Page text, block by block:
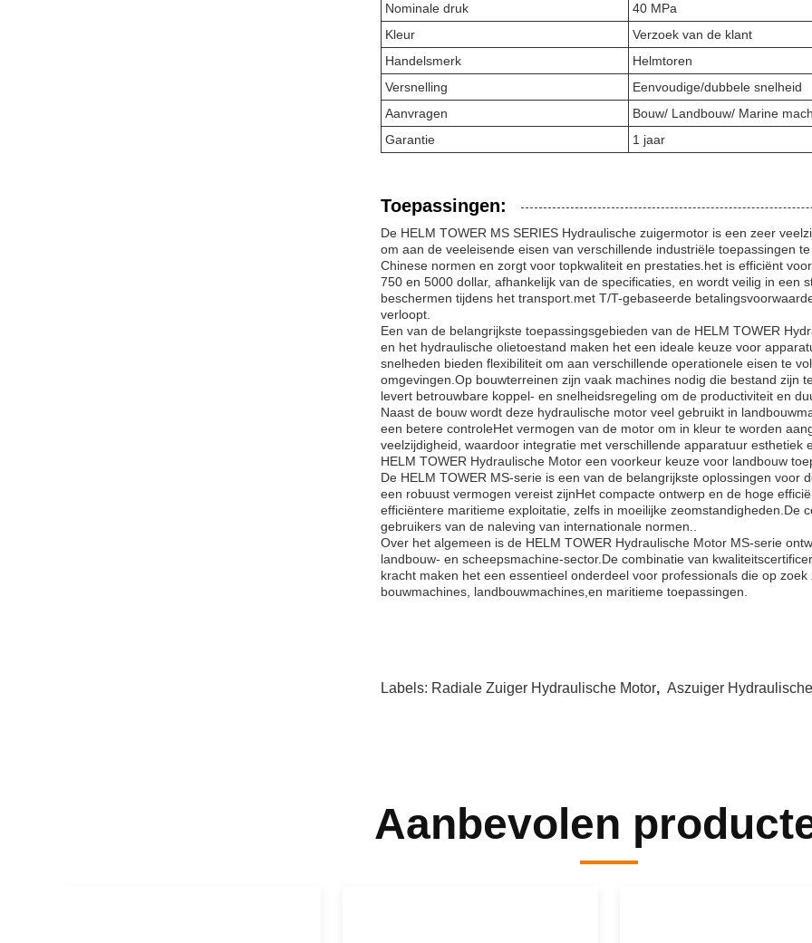
Nominale druk
40 MPa
Kleur
Verzoek van de klant
Handelsmerk
Helmtoren
Versnelling
Eenvoudige/dubbele snelheid
Aanvragen
Bouw/ Landbouw/ Marine
Garantie
1 jaar
Toepassingen:
De HELM TOWER MS SERIES Hydraulische zuigermotor is een zeer
om aan de veeleisende eisen van verschillende industriële toepassingen
Chinese normen en zorgt voor topkwaliteit en prestaties.het is efficiënt
750 en 5000 dollar, afhankelijk van de specificaties, en wordt veilig in een
beschermen tijdens het transport.met T/T-gebaseerde
verloopt.
Een van de belangrijkste toepassingsgebieden van de HELM TOWER
en het hydraulische olietoestand maken het een ideale keuze voor
snelheden bieden flexibiliteit om aan verschillende operationele eisen te
omgevingen.Op bouwterreinen zijn vaak machines nodig die bestand zijn
levert betrouwbare koppel- en snelheidsregeling om de productiviteit en
Naast de bouw wordt deze hydraulische motor veel gebruikt in
een betere controleHet vermogen van de motor om in kleur te worden
veelzijdigheid, waardoor integratie met verschillende apparatuur
HELM TOWER Hydraulische Motor een voorkeur keuze voor landbouw
De HELM TOWER MS-serie is een van de belangrijkste oplossingen
een robuust vermogen vereist zijnHet compacte ontwerp en de hoge
efficiëntere maritieme exploitatie, zelfs in moeilijke zeomstandigheden.De
gebruikers van de naleving van internationale normen..
Over het algemeen is de HELM TOWER Hydraulische Motor MS-serie
landbouw- en scheepsmachine-sector.De combinatie van
kracht maken het een essentieel onderdeel voor professionals die op
bouwmachines, landbouwmachines,en maritieme toepassingen.
Labels: Radiale Zuiger Hydraulische Motor, Aszuiger
Aanbevolen